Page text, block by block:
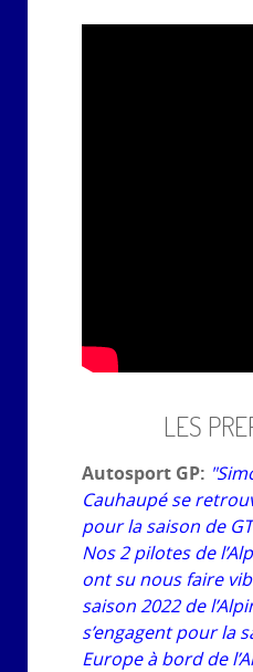
LES
Autosport GP:
Cauhaupé se
pour la saison de
Nos 2 pilotes de
ont su nous faire
saison 2022 de
s’engagent pour la
Europe à bord de